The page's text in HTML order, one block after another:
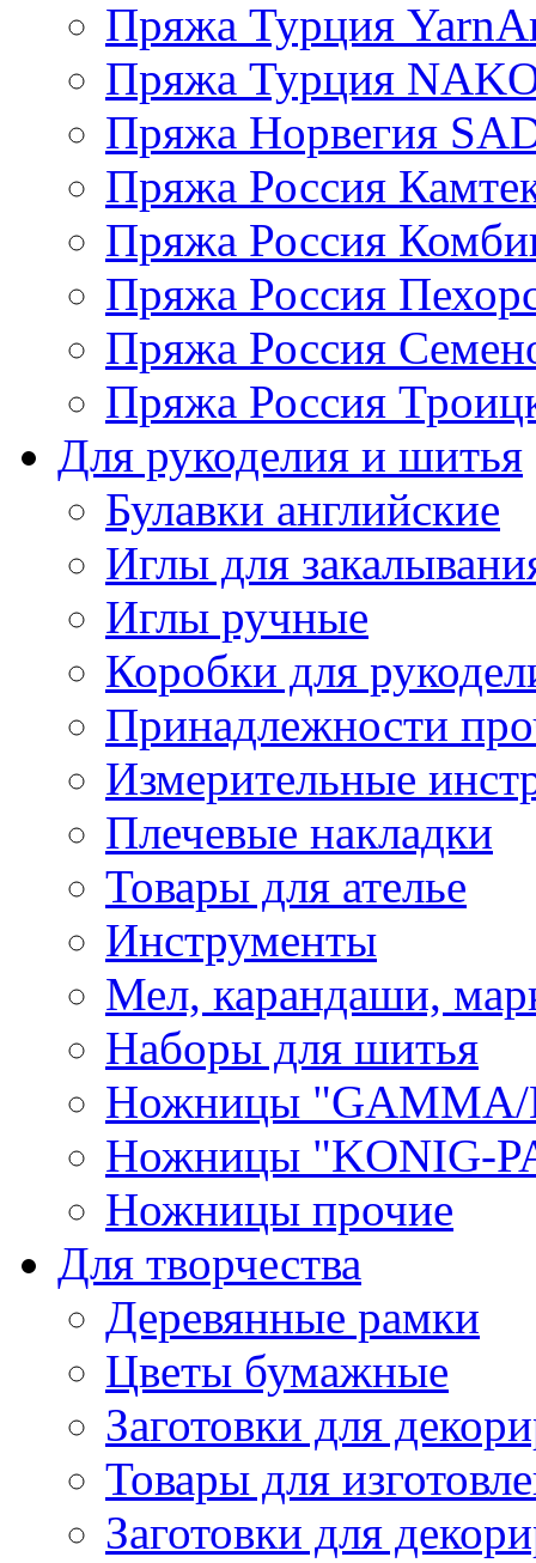
Пряжа Турция
Пряжа Турция
Пряжа Норвегия
Пряжа Россия
Пряжа Россия
Пряжа Россия
Пряжа Россия
Пряжа Россия
Для рукоделия и шитья
Булавки английские
Иглы для
Иглы ручные
Коробки для
Принадлежности
Измерительные
Плечевые накладки
Товары для ателье
Инструменты
Мел, карандаши,
Наборы для шитья
Ножницы "GAMMA/
Ножницы "KONIG-
Ножницы прочие
Для творчества
Деревянные рамки
Цветы бумажные
Заготовки для
Товары для
Заготовки для